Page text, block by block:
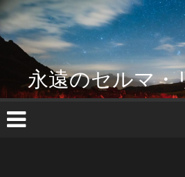
コ
ン
テ
へ
ス
キ
永遠のセルマ・